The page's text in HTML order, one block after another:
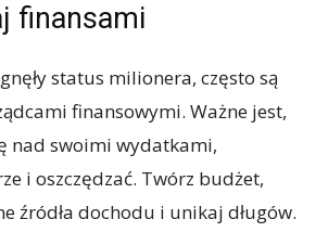
finansami
status milionera, często są
finansowymi. Ważne jest,
nad swoimi wydatkami,
i oszczędzać. Twórz budżet,
źródła dochodu i unikaj długów.